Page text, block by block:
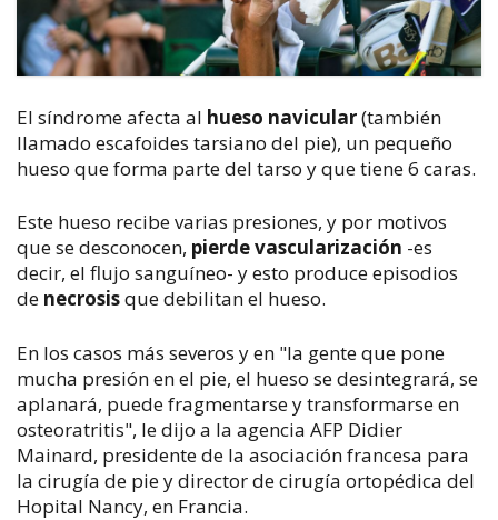
El síndrome afecta al hueso navicular(también
llamado escafoides tarsiano del pie), un pequeño
hueso que forma parte del tarso y que tiene 6 caras.
Este hueso recibe varias presiones, y por motivos
que se desconocen, pierde vascularización -es
decir, el flujo sanguíneo- y esto produce episodios
de necrosisque debilitan el hueso.
En los casos más severos y en "la gente que pone
mucha presión en el pie, el hueso se desintegrará, se
aplanará, puede fragmentarse y transformarse en
osteoratritis", le dijo a la agencia AFP Didier
Mainard, presidente de la asociación francesa para
la cirugía de pie y director de cirugía ortopédica del
Hopital Nancy, en Francia.